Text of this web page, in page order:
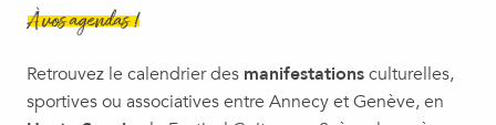
À vos agendas !
Retrouvez le calendrier des manifestationsculturelles,
sportives ou associatives entre Annecy et Genève, en